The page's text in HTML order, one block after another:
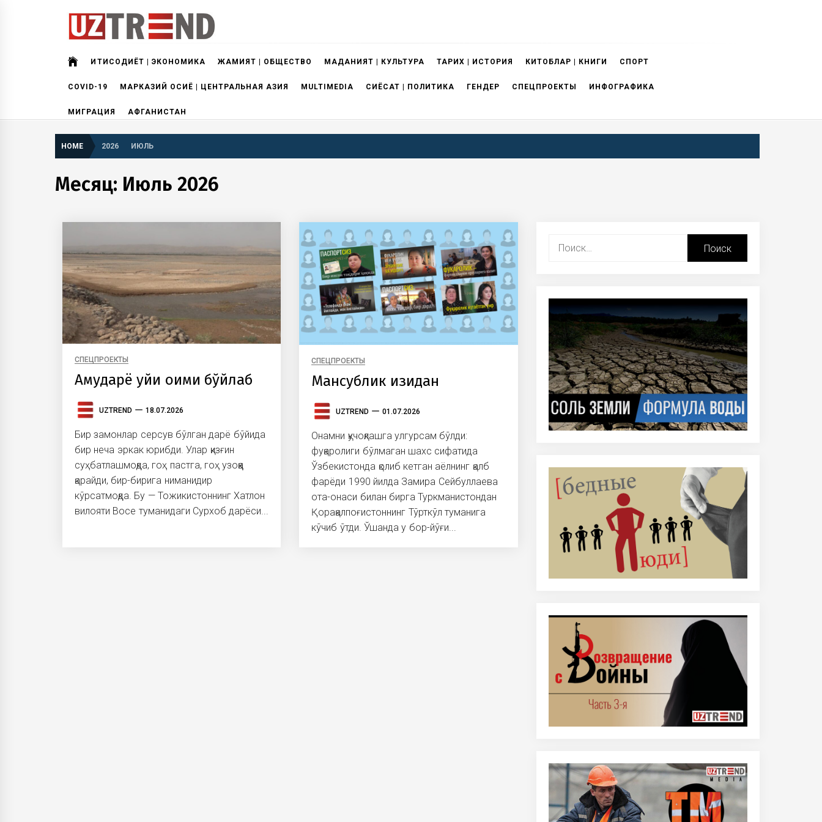
uztrend
ИҚТИСОДИЁТ | ЭКОНОМИКА ЖАМИЯТ | ОБЩЕСТВО МАДАНИЯТ | КУЛЬТУРА ТАРИХ | ИСТОРИЯ КИТОБЛАР | КНИГИ СПОРТ
COVID-19 МАРКАЗИЙ ОСИЁ | ЦЕНТРАЛЬНАЯ АЗИЯ MULTIMEDIA СИЁСАТ | ПОЛИТИКА ГЕНДЕР СПЕЦПРОЕКТЫ ИНФОГРАФИКА
МИГРАЦИЯ АФГАНИСТАН
HOME 2026 ИЮЛЬ
Месяц: Июль 2026
СПЕЦПРОЕКТЫ
Амударё қуйи оқими бўйлаб
UZTREND 18.07.2026
Бир замонлар серсув бўлган дарё бўйида
бир неча эркак юрибди. Улар қизғин
суҳбатлашмоқда, гоҳ пастга, гоҳ узоққа
қарайди, бир-бирига ниманидир
кўрсатмоқда. Бу — Тожикистоннинг Хатлон
вилояти Восе туманидаги Сурхоб дарёси...
СПЕЦПРОЕКТЫ
Мансублик изидан
UZTREND 01.07.2026
Онамни қучоқлашга улгурсам бўлди:
фуқаролиги бўлмаган шахс сифатида
Ўзбекистонда қолиб кетган аёлнинг қалб
фарёди 1990 йилда Замира Сейбуллаева
ота-онаси билан бирга Туркманистондан
Қорақалпоғистоннинг Тўрткўл туманига
кўчиб ўтди. Ўшанда у бор-йўғи...
Найти: